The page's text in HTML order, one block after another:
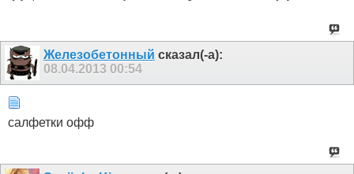
Железобетонный сказал(-а):
08.04.2013 00:54
салфетки офф